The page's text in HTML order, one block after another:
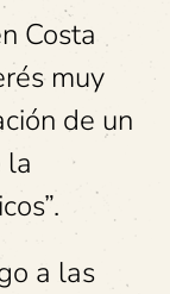
Costa
muy
de un
la
a las